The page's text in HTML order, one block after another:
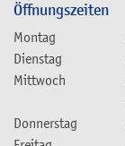
Öffnungszeiten
Montag
Dienstag
Mittwoch
Donnerstag